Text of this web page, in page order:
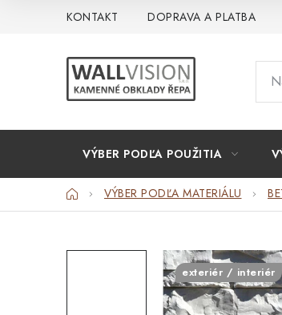
KONTAKT DOPRAVA A PLATBA
VÝBER PODĽA POUŽITIA
DomovVÝBER PODĽA MATERIÁLU
exteriér / interiér